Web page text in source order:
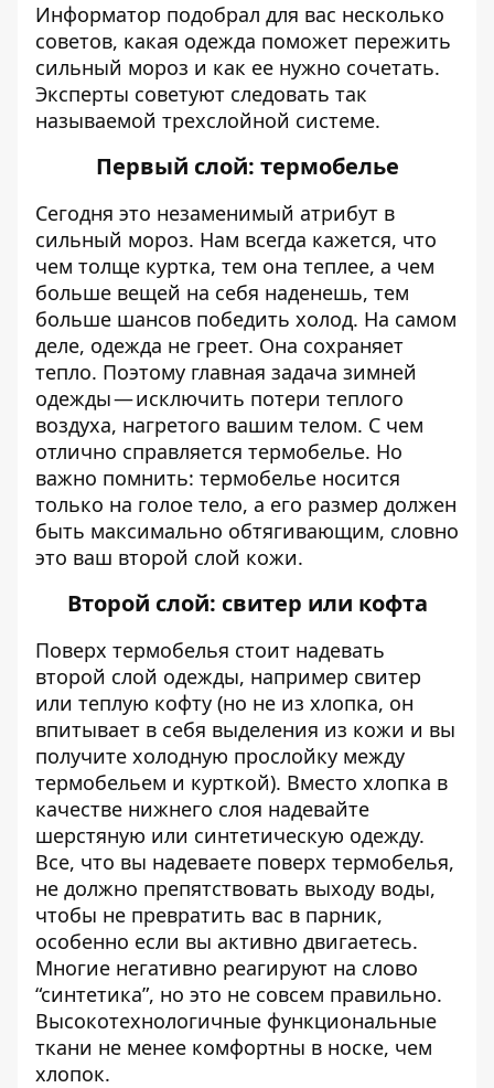
Информатор подобрал для вас несколько
советов, какая одежда поможет пережить
сильный мороз и как ее нужно сочетать.
Эксперты советуют следовать так
называемой трехслойной системе.
Первый слой: термобелье
Сегодня это незаменимый атрибут в
сильный мороз. Нам всегда кажется, что
чем толще куртка, тем она теплее, а чем
больше вещей на себя наденешь, тем
больше шансов победить холод. На самом
деле, одежда не греет. Она сохраняет
тепло. Поэтому главная задача зимней
одежды — исключить потери теплого
воздуха, нагретого вашим телом. С чем
отлично справляется термобелье. Но
важно помнить: термобелье носится
только на голое тело, а его размер должен
быть максимально обтягивающим, словно
это ваш второй слой кожи.
Второй слой: свитер или кофта
Поверх термобелья стоит надевать
второй слой одежды, например свитер
или теплую кофту (но не из хлопка, он
впитывает в себя выделения из кожи и вы
получите холодную прослойку между
термобельем и курткой). Вместо хлопка в
качестве нижнего слоя надевайте
шерстяную или синтетическую одежду.
Все, что вы надеваете поверх термобелья,
не должно препятствовать выходу воды,
чтобы не превратить вас в парник,
особенно если вы активно двигаетесь.
Многие негативно реагируют на слово
“синтетика”, но это не совсем правильно.
Высокотехнологичные функциональные
ткани не менее комфортны в носке, чем
хлопок.